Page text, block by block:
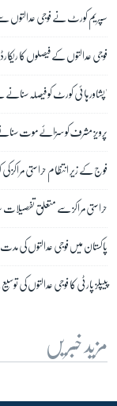
سپریم کورٹ نے فوجی عدالتوں
فوجی عدالتوں کے فیصلوں کا
'پشاور ہائی کورٹ کو فیصلہ
پرویز مشرف کو سزائے موت
فوج کے زیرِ انتظام حراستی مراکز
حراستی مراکز سے متعلق تفصیلات
پاکستان میں فوجی عدالتوں کی مدت
پیپلز پارٹی کا فوجی عدالتوں کی
مزید خبریں